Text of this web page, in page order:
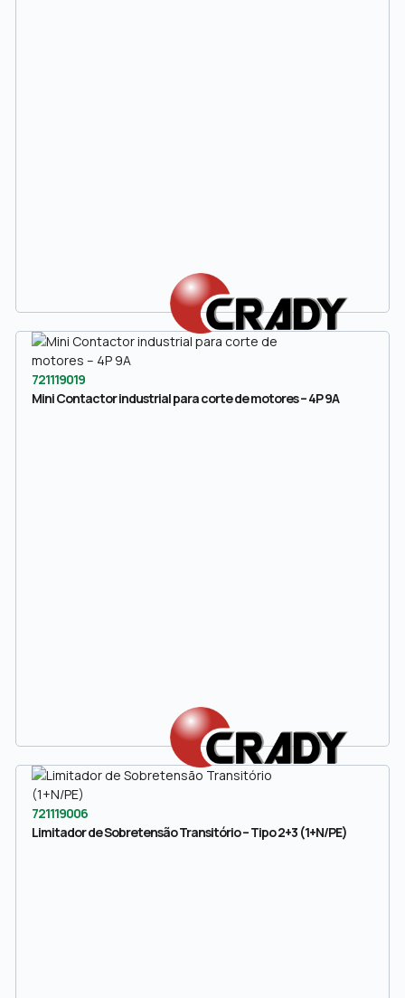
721119019
Mini Contactor industrial para corte de motores – 4P 9A
721119006
Limitador de Sobretensão Transitório – Tipo 2+3 (1+N/PE)